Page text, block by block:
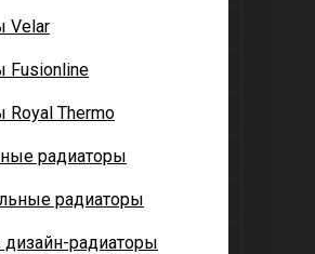
Velar
Fusionline
Royal Thermo
радиаторы
радиаторы
дизайн-радиаторы